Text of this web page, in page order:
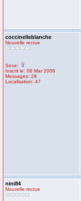
coccinelleblanche
Nouvelle recrue
Sexe:
Inscrit le: 08 Mar 2006
Messages: 28
Localisation: 47
nini84
Nouvelle recrue